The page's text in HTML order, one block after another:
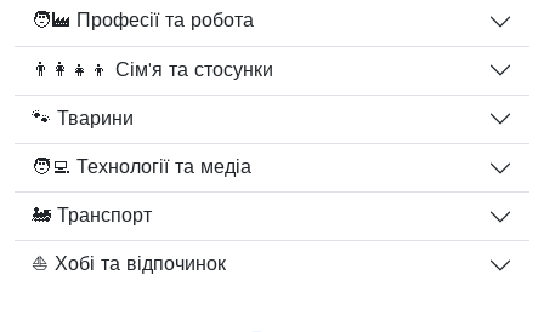
🧑‍🏭 Професії та робота
👨‍👩‍👧‍👦 Сім'я та стосунки
🐾 Тварини
🧑‍💻 Технології та медіа
🚂 Транспорт
⛵ Хобі та відпочинок